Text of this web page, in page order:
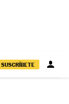
SUSCRÍBETE